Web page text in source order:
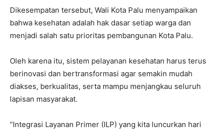
Dikesempatan tersebut, Wali Kota Palu menyampaikan
bahwa kesehatan adalah hak dasar setiap warga dan
menjadi salah satu prioritas pembangunan Kota Palu.
Oleh karena itu, sistem pelayanan kesehatan harus terus
berinovasi dan bertransformasi agar semakin mudah
diakses, berkualitas, serta mampu menjangkau seluruh
lapisan masyarakat.
“Integrasi Layanan Primer (ILP) yang kita luncurkan hari